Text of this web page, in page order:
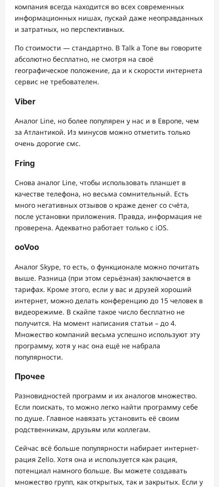
компания всегда находится во всех современных
информационных нишах, пускай даже неоправданных
и затратных, но перспективных.
По стоимости — стандартно. В Talk a Tone вы говорите
абсолютно бесплатно, не смотря на своё
географическое положение, да и к скорости интернета
сервис не требователен.
Viber
Аналог Line, но более популярен у нас и в Европе, чем
за Атлантикой. Из минусов можно отметить только
очень дорогие смс.
Fring
Снова аналог Line, чтобы использовать планшет в
качестве телефона, но весьма сомнительный. Есть
много негативных отзывов о краже денег со счёта,
после установки приложения. Правда, информация не
проверена. Адекватно работает только с iOS.
ooVoo
Аналог Skype, то есть, о функционале можно почитать
выше. Разница (при этом серьёзная) заключается в
тарифах. Кроме этого, если у вас и друзей хороший
интернет, можно делать конференцию до 15 человек в
видеорежиме. В скайпе такое число бесплатно не
получится. На момент написания статьи – до 4.
Множество компаний весьма успешно используют эту
программу, хотя у нас она ещё не набрала
популярности.
Прочее
Разновидностей программ и их аналогов множество.
Если поискать, то можно легко найти программу себе
по душе. Главное навязать установить её своим
родственникам, друзьям или коллегам.
Сейчас всё больше популярности набирает интернет-
рация Zello. Хотя она и используется как рация,
потенциал намного больше. Вы можете создавать
множество групп, как открытых, так и закрытых. Если у